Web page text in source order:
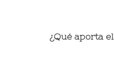
¿Qué aporta el